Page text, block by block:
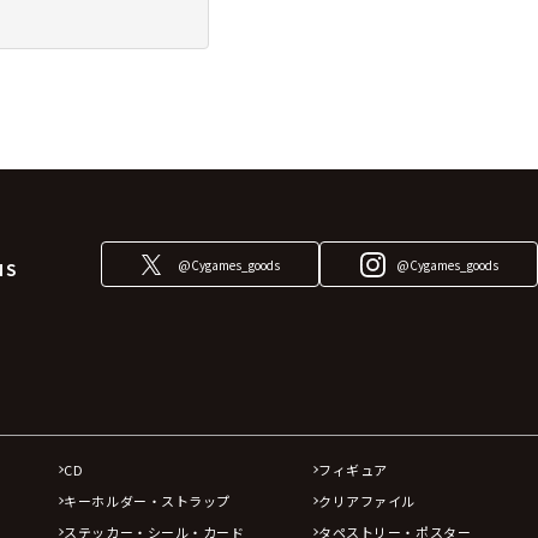
@Cygames_goods @Cygames_goods
CD
フィギュア
キーホルダー・ストラップ
クリアファイル
ステッカー・シール・カード タペストリー・ポスター